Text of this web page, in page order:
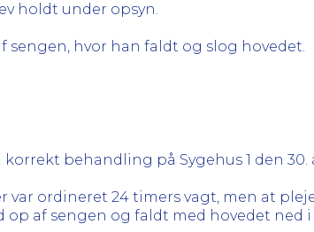
holdt under opsyn.
sengen, hvor han faldt og slog hovedet.
behandling på Sygehus 1 den 30.
var ordineret 24 timers vagt, men at
op af sengen og faldt med hovedet ned i